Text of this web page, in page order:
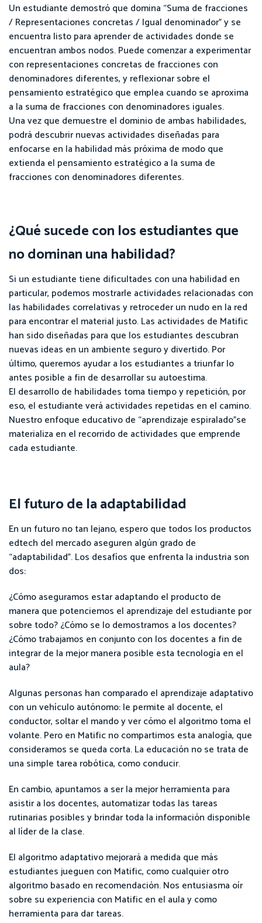
Un estudiante demostró que domina “Suma de fracciones
/ Representaciones concretas / Igual denominador” y se
encuentra listo para aprender de actividades donde se
encuentran ambos nodos. Puede comenzar a experimentar
con representaciones concretas de fracciones con
denominadores diferentes, y reflexionar sobre el
pensamiento estratégico que emplea cuando se aproxima
a la suma de fracciones con denominadores iguales.
Una vez que demuestre el dominio de ambas habilidades,
podrá descubrir nuevas actividades diseñadas para
enfocarse en la habilidad más próxima de modo que
extienda el pensamiento estratégico a la suma de
fracciones con denominadores diferentes.
¿Qué sucede con los estudiantes que
no dominan una habilidad?
Si un estudiante tiene dificultades con una habilidad en
particular, podemos mostrarle actividades relacionadas con
las habilidades correlativas y retroceder un nudo en la red
para encontrar el material justo. Las actividades de Matific
han sido diseñadas para que los estudiantes descubran
nuevas ideas en un ambiente seguro y divertido. Por
último, queremos ayudar a los estudiantes a triunfar lo
antes posible a fin de desarrollar su autoestima.
El desarrollo de habilidades toma tiempo y repetición, por
eso, el estudiante verá actividades repetidas en el camino.
Nuestro enfoque educativo de “aprendizaje espiralado”se
materializa en el recorrido de actividades que emprende
cada estudiante.
El futuro de la adaptabilidad
En un futuro no tan lejano, espero que todos los productos
edtech del mercado aseguren algún grado de
“adaptabilidad”. Los desafíos que enfrenta la industria son
dos:
¿Cómo aseguramos estar adaptando el producto de
manera que potenciemos el aprendizaje del estudiante por
sobre todo? ¿Cómo se lo demostramos a los docentes?
¿Cómo trabajamos en conjunto con los docentes a fin de
integrar de la mejor manera posible esta tecnología en el
aula?
Algunas personas han comparado el aprendizaje adaptativo
con un vehículo autónomo: le permite al docente, el
conductor, soltar el mando y ver cómo el algoritmo toma el
volante. Pero en Matific no compartimos esta analogía, que
consideramos se queda corta. La educación no se trata de
una simple tarea robótica, como conducir.
En cambio, apuntamos a ser la mejor herramienta para
asistir a los docentes, automatizar todas las tareas
rutinarias posibles y brindar toda la información disponible
al líder de la clase.
El algoritmo adaptativo mejorará a medida que más
estudiantes jueguen con Matific, como cualquier otro
algoritmo basado en recomendación. Nos entusiasma oír
sobre su experiencia con Matific en el aula y como
herramienta para dar tareas.